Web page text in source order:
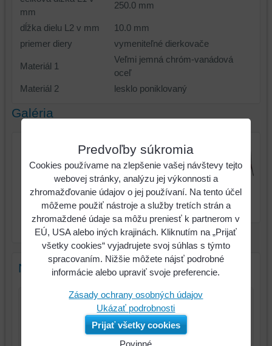
mm
250.0 mm
dĺžka dielu L2 v mm
10.0 mm
priemer diery
vymeniteľné dierkovače
Materiál 1
Veľmi jemná chróm-vanádová
oceľ
Materiál 2
lesklo poniklovaný
Galéria
Revolverové dierovacie
kliešte, s pákovým
prevodom, 250mm
Revolverové dierovacie
kliešte, s pákovým
prevodom, 250mm
Nový komentár
Predvoľby súkromia
Cookies používame na zlepšenie vašej návštevy tejto
webovej stránky, analýzu jej výkonnosti a
zhromažďovanie údajov o jej používaní. Na tento účel
môžeme použiť nástroje a služby tretích strán a
zhromaždené údaje sa môžu preniesť k partnerom v
EÚ, USA alebo iných krajinách. Kliknutím na „Prijať
všetky cookies“ vyjadrujete svoj súhlas s týmto
spracovaním. Nižšie môžete nájsť podrobné
informácie alebo upraviť svoje preferencie.
Zásady ochrany osobných údajov
Ukázať podrobnosti
Prijať všetky cookies
Povinné